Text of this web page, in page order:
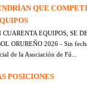
QUE
CUARENTA EQUIPOS, SE
ORUREÑO 2026 - Sin
de la Asociación de Fú...
POSICIONES